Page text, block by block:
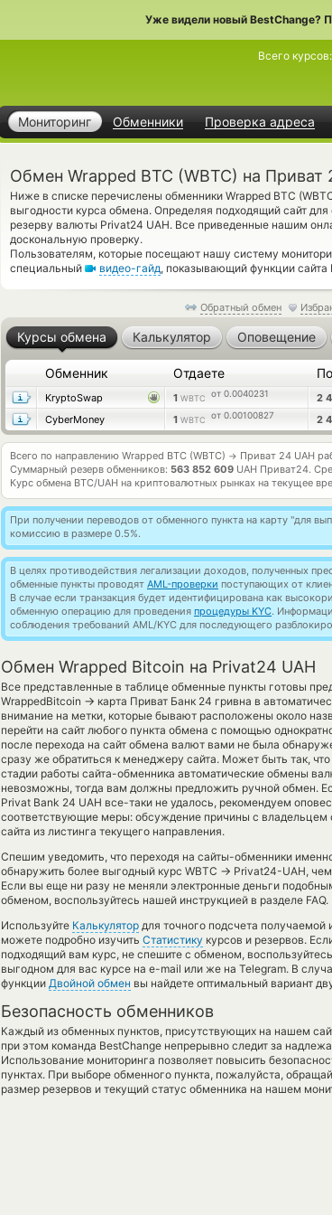
Уже видели новый BestChange?
Мониторинг Обменники Проверка адреса
Всего курсов:
Обмен Wrapped BTC (WBTC) на Приват
Ниже в списке перечислены обменники Wrapped BTC
выгодности курса обмена. Определяя подходящий сайт
резерву валюты Privat24 UAH. Все приведенные нашим
доскональную проверку.
Пользователям, которые посещают нашу систему
специальный
видео-гайд, показывающий функции сайта
Обратный обмен
Курсы обмена Калькулятор Оповещение
Обменник Отдаете
KryptoSwap 1 WBTC от 0.0040231 2
CyberMoney
1 WBTC от 0.00100827 2
Всего по направлению Wrapped BTC (WBTC) → Приват 24 UAH
Суммарный резерв обменников: 563 852 609 UAH Приват24.
Курс обмена BTC/UAH на криптовалютных рынках на текущее
При получении переводов от обменного пункта на карту "для
комиссию в размере 0.5%.
В целях противодействия легализации доходов, полученных
обменные пункты проводят AML-проверки поступающих от
В случае если транзакция будет идентифицирована как
обменную операцию для проведения процедуры KYC.
соблюдения требований AML/KYC для последующего
Обмен Wrapped Bitcoin на Privat24 UAH
Все представленные в таблице обменные пункты готовы
WrappedBitcoin → карта Приват Банк 24 гривна в
внимание на метки, которые бывают расположены около
перейти на сайт любого пункта обмена с помощью
после перехода на сайт обмена валют вами не была
сразу же обратиться к менеджеру сайта. Может быть так,
стадии работы сайта-обменника автоматические обмены
невозможны, тогда вам должны предложить ручной обмен.
Privat Bank 24 UAH все-таки не удалось, рекомендуем
соответствующие меры: обсуждение причины с владельцем
сайта из листинга текущего направления.
Спешим уведомить, что переходя на сайты-обменники
обнаружить более выгодный курс WBTC → Privat24-UAH,
Если вы еще ни разу не меняли электронные деньги
обменом, воспользуйтесь нашей инструкцией в разделе FAQ.
Используйте Калькулятор для точного подсчета
можете подробно изучить Статистику курсов и резервов.
подходящий вам курс, не спешите с обменом,
выгодном для вас курсе на e-mail или же на Telegram. В
функции Двойной обмен вы найдете оптимальный вариант
Безопасность обменников
Каждый из обменных пунктов, присутствующих на нашем
при этом команда BestChange непрерывно следит за
Использование мониторинга позволяет повысить
пунктах. При выборе обменного пункта, пожалуйста,
размер резервов и текущий статус обменника на нашем